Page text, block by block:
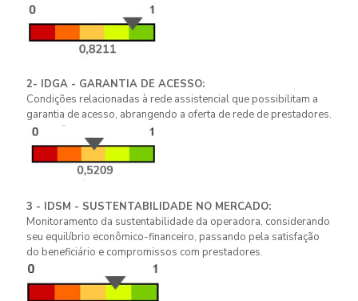
2- IDGA - GARANTIA DE ACESSO:
Condições relacionadas à rede assistencial que possibilitam a
garantia de acesso, abrangendo a oferta de rede de prestadores.
3 - IDSM - SUSTENTABILIDADE NO MERCADO:
Monitoramento da sustentabilidade da operadora, considerando
seu equilíbrio econômico-financeiro, passando pela satisfação
do beneficiário e compromissos com prestadores.